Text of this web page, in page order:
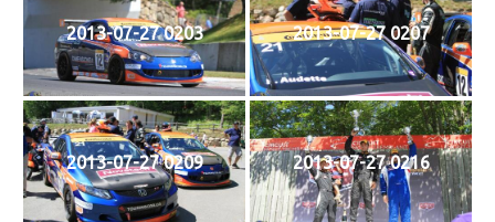
2013-07-27 0203 2013-07-27 0207
2013-07-27 0209 2013-07-27 0216